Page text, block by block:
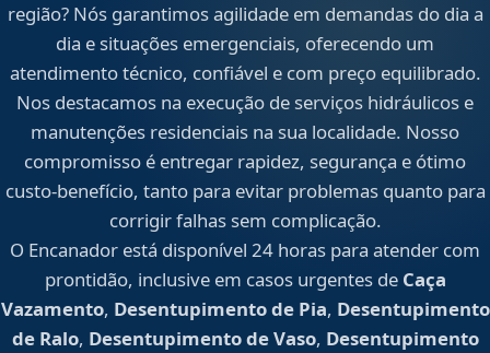
região? Nós garantimos agilidade em demandas do dia a
dia e situações emergenciais, oferecendo um
atendimento técnico, confiável e com preço equilibrado.
Nos destacamos na execução de serviços hidráulicos e
manutenções residenciais na sua localidade. Nosso
compromisso é entregar rapidez, segurança e ótimo
custo-benefício, tanto para evitar problemas quanto para
corrigir falhas sem complicação.
O Encanador está disponível 24 horas para atender com
prontidão, inclusive em casos urgentes de Caça
Vazamento, Desentupimento de Pia, Desentupimento
de Ralo, Desentupimento de Vaso, Desentupimento